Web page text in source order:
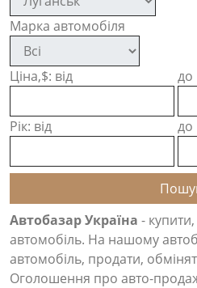
Марка автомобіля
Ціна,$: від до
Рік: від до
Автобазар Україна -
автомобіль. На нашому
автомобіль, продати,
Оголошення про авто-